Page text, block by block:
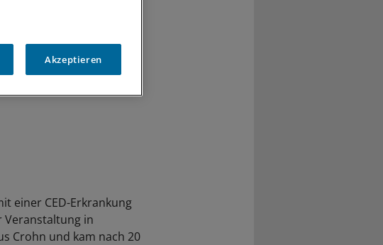
einer CED-Erkrankung
Veranstaltung in
Crohn und kam nach 20
Akzeptieren